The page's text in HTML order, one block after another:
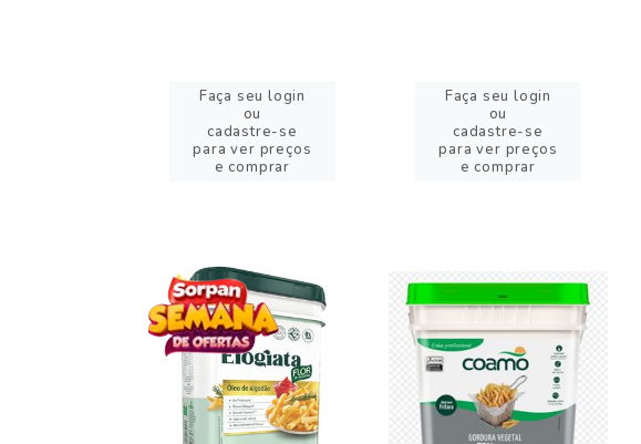
Faça seu login
ou
cadastre-se
para ver preços
e comprar
Faça seu login
ou
cadastre-se
para ver preços
e comprar